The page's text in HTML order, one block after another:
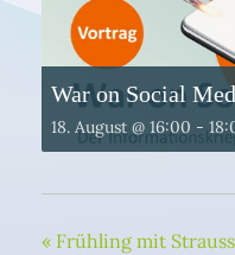
War on Social
18. August @ 16:00 -
« Frühling mit